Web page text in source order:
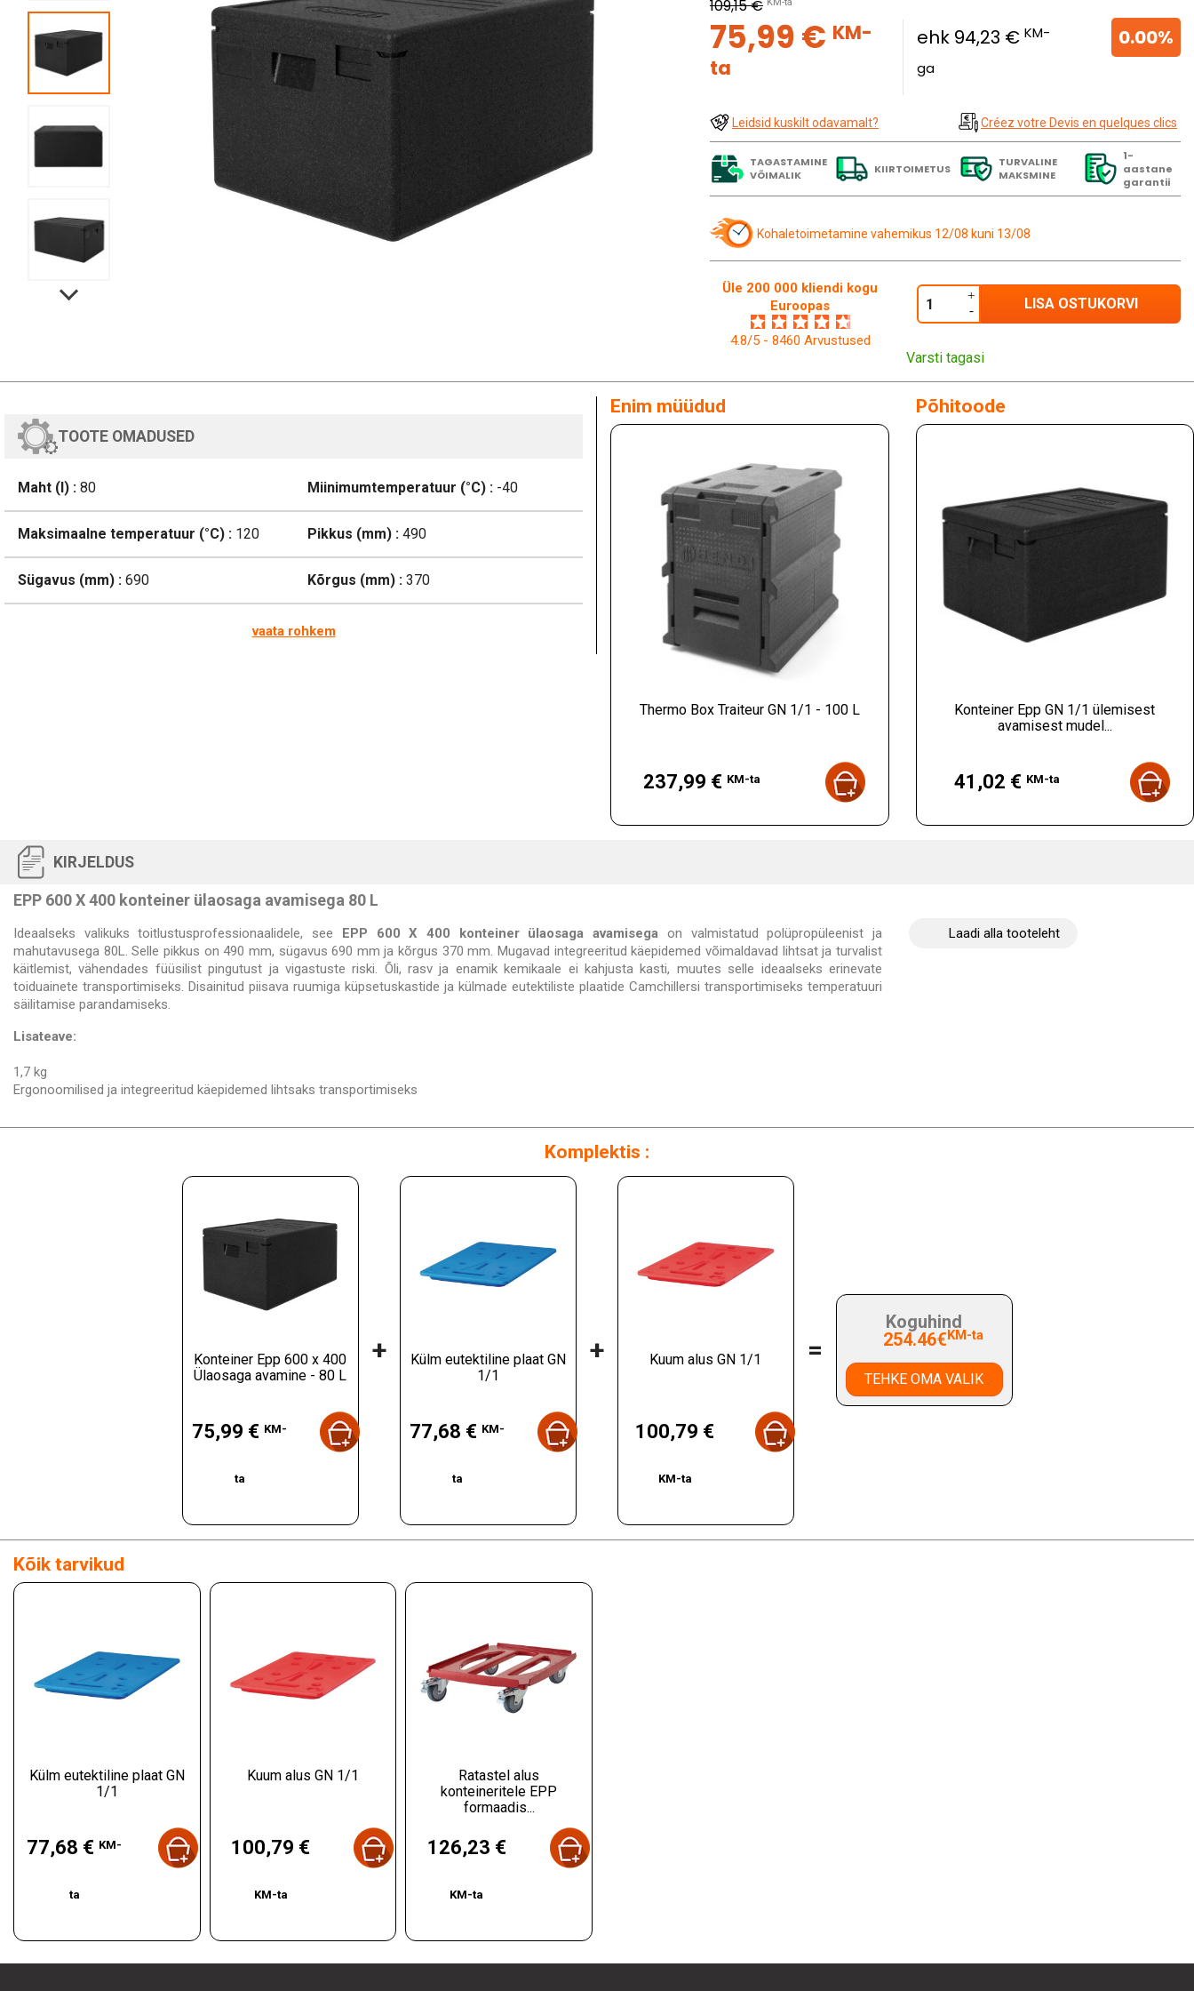
109,15 € KM-ta
75,99 € KM-
ta
ehk 94,23 €KM-
ga
0.00%
Leidsid kuskilt odavamalt? Créez votre Devis en quelques clics
TAGASTAMINE
VÕIMALIK
KIIRTOIMETUS
TURVALINE
MAKSMINE
1-
aastane
garantii
Kohaletoimetamine vahemikus 12/08 kuni 13/08
Üle 200 000 kliendi kogu
Euroopas
4.8/5 - 8460 Arvustused
LISA OSTUKORVI
Varsti tagasi
TOOTE OMADUSED
Maht (l) : 80 Miinimumtemperatuur (°C) :-40
Maksimaalne temperatuur (°C) : 120 Pikkus (mm) :490
Sügavus (mm) : 690 Kõrgus (mm) :370
vaata rohkem
Enim müüdud
Thermo Box Traiteur GN 1/1 - 100 L
237,99 € KM-ta
Põhitoode
Konteiner Epp GN 1/1 ülemisest
avamisest mudel...
41,02 € KM-ta
KIRJELDUS
EPP 600 X 400 konteiner ülaosaga avamisega 80 L
Ideaalseks valikuks toitlustusprofessionaalidele, see EPP 600 X 400 konteiner ülaosaga avamisega on valmistatud polüpropüleenist ja
mahutavusega 80L. Selle pikkus on 490 mm, sügavus 690 mm ja kõrgus 370 mm. Mugavad integreeritud käepidemed võimaldavad lihtsat ja turvalist
käitlemist, vähendades füüsilist pingutust ja vigastuste riski. Õli, rasv ja enamik kemikaale ei kahjusta kasti, muutes selle ideaalseks erinevate
toiduainete transportimiseks. Disainitud piisava ruumiga küpsetuskastide ja külmade eutektiliste plaatide Camchillersi transportimiseks temperatuuri
säilitamise parandamiseks.
Lisateave:
1,7 kg
Ergonoomilised ja integreeritud käepidemed lihtsaks transportimiseks
Laadi alla tooteleht
Komplektis :
Konteiner Epp 600 x 400
Ülaosaga avamine - 80 L
75,99 € KM-
ta
+
Külm eutektiline plaat GN
1/1
77,68 € KM-
ta
+ Kuum alus GN 1/1
100,79 €
KM-ta
=
Koguhind
254.46€KM-ta
TEHKE OMA VALIK
Kõik tarvikud
Külm eutektiline plaat GN
1/1
77,68 € KM-
ta
Kuum alus GN 1/1
100,79 €
KM-ta
Ratastel alus
konteineritele EPP
formaadis...
126,23 €
KM-ta